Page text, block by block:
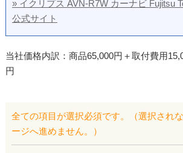
» イクリプス AVN-R7W カーナビ Fujitsu
公式サイト
当社価格内訳：商品65,000円＋取付費用
円
全ての項目が選択必須です。（選択され
ージへ進めません。）